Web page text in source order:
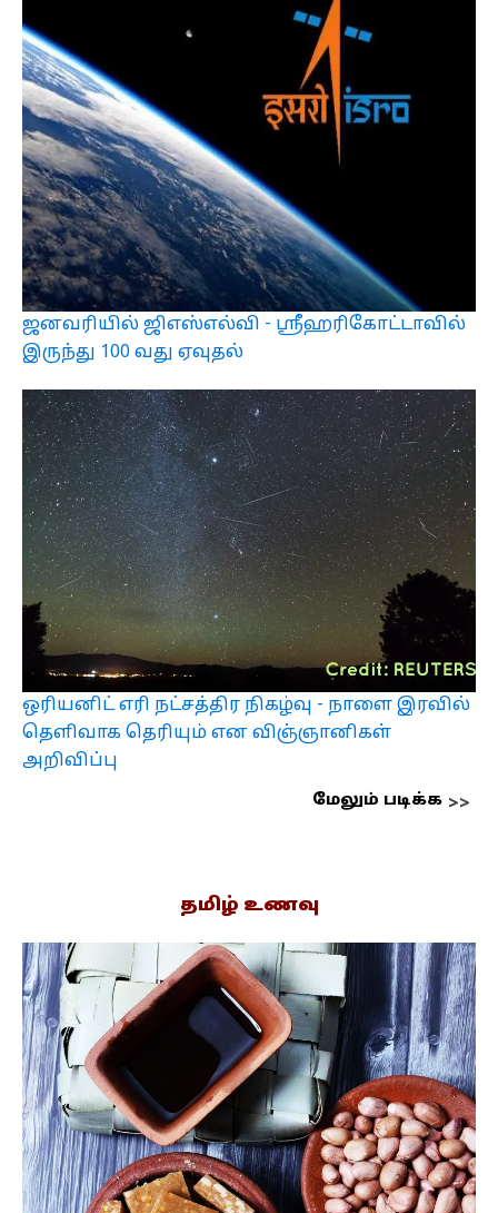
ஜனவரியில் ஜிஎஸ்எல்வி - ஸ்ரீஹரிகோட்டாவில்
இருந்து 100 வது ஏவுதல்
ஒரியனிட் எரி நட்சத்திர நிகழ்வு - நாளை இரவில்
தெளிவாக தெரியும் என விஞ்ஞானிகள்
அறிவிப்பு
மேலும் படிக்க
தமிழ் உணவு